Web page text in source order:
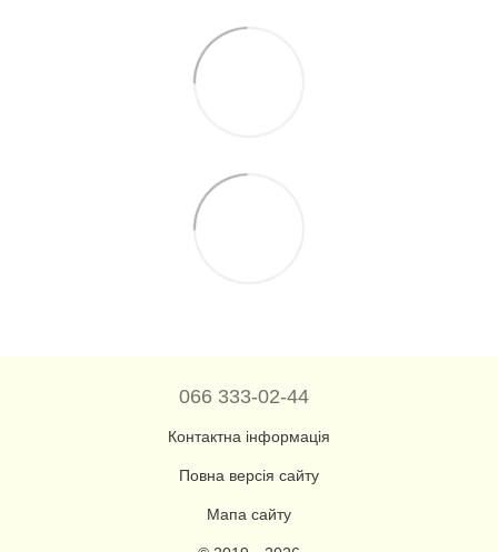
066 333-02-44
Контактна інформація
Повна версія сайту
Мапа сайту